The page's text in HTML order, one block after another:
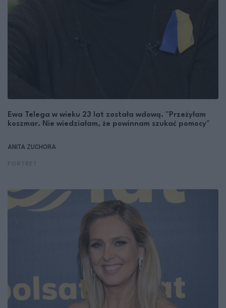
Ewa Telega w wieku 23 lat została wdową. "Przeżyłam
koszmar. Nie wiedziałam, że powinnam szukać pomocy"
ANITA ZUCHORA